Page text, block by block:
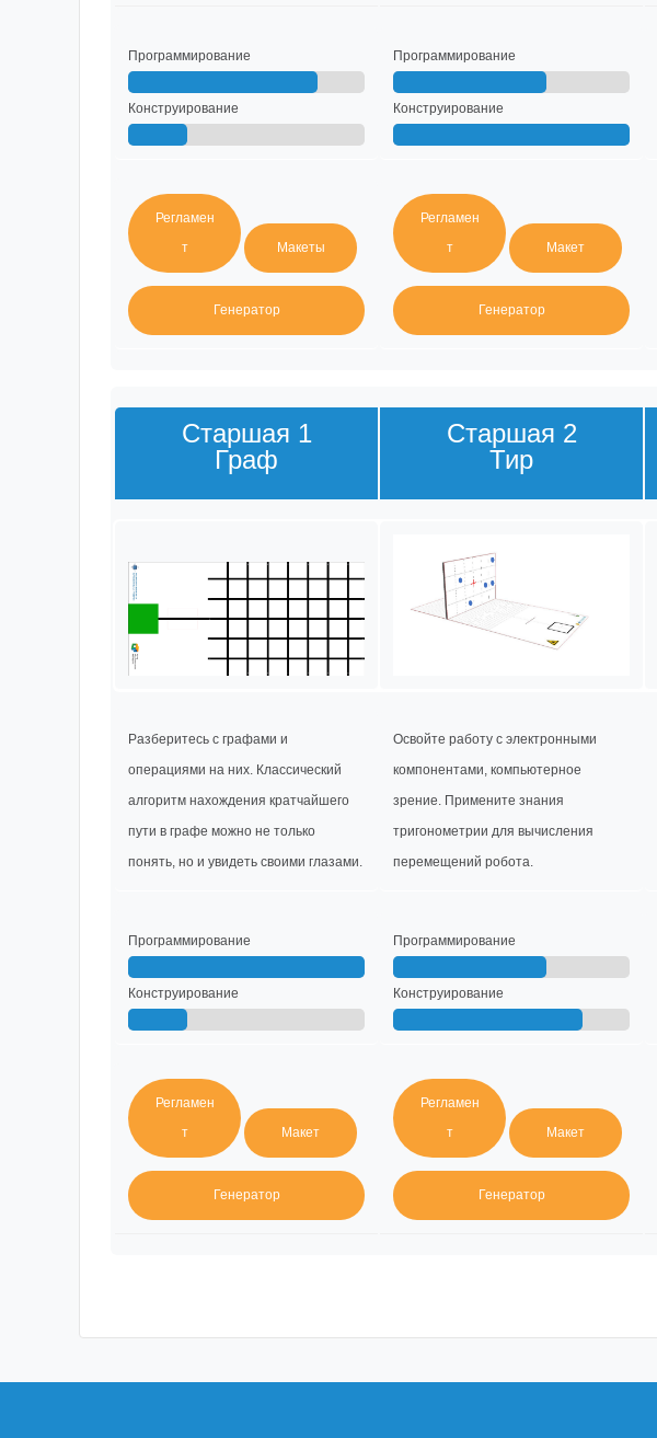
Программирование
Конструирование
Программирование
Конструирование
Регламен
т
Макеты
Генератор
Регламен
т
Макет
Генератор
Старшая 1
Граф
Старшая 2
Тир
Разберитесь с графами и
операциями на них. Классический
алгоритм нахождения кратчайшего
пути в графе можно не только
понять, но и увидеть своими глазами.
Освойте работу с электронными
компонентами, компьютерное
зрение. Примените знания
тригонометрии для вычисления
перемещений робота.
Программирование
Конструирование
Программирование
Конструирование
Регламен
т
Макет
Генератор
Регламен
т
Макет
Генератор